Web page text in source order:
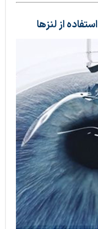
از لنزها